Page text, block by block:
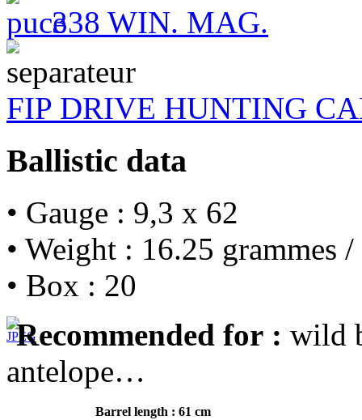
338 WIN. MAG.
FIP DRIVE HUNTING
Ballistic data
• Gauge : 9,3 x 62
• Weight : 16.25 grammes
• Box : 20
Recommended for : wild
antelope…
Barrel length : 61 cm